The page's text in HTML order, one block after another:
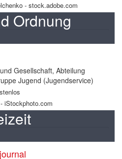
- stock.adobe.com
Ordnung
Gesellschaft, Abteilung
Jugend (Jugendservice)
iStockphoto.com